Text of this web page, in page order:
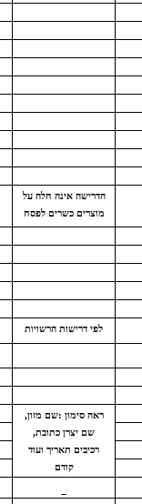
הדרישה אינה חלה על
מוצרים כשרים לפסח
לפי דרישות הרשויות
ראה סימון :שם מזון,
שם יצרן כתובת,
רכיבים תאריך ועוד
קודם